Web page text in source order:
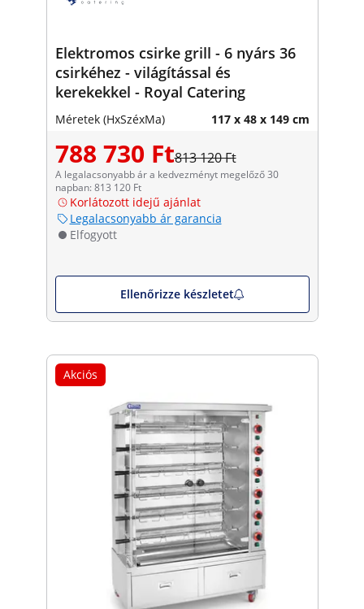
Elektromos csirke grill - 6 nyárs 36
csirkéhez - világítással és
kerekekkel - Royal Catering
Méretek (HxSzéxMa) 117 x 48 x 149 cm
788 730 Ft813 120 Ft
A legalacsonyabb ár a kedvezményt megelőző 30
napban: 813 120 Ft
Korlátozott idejű ajánlat
Legalacsonyabb ár garancia
Elfogyott
Ellenőrizze készletet
Akciós